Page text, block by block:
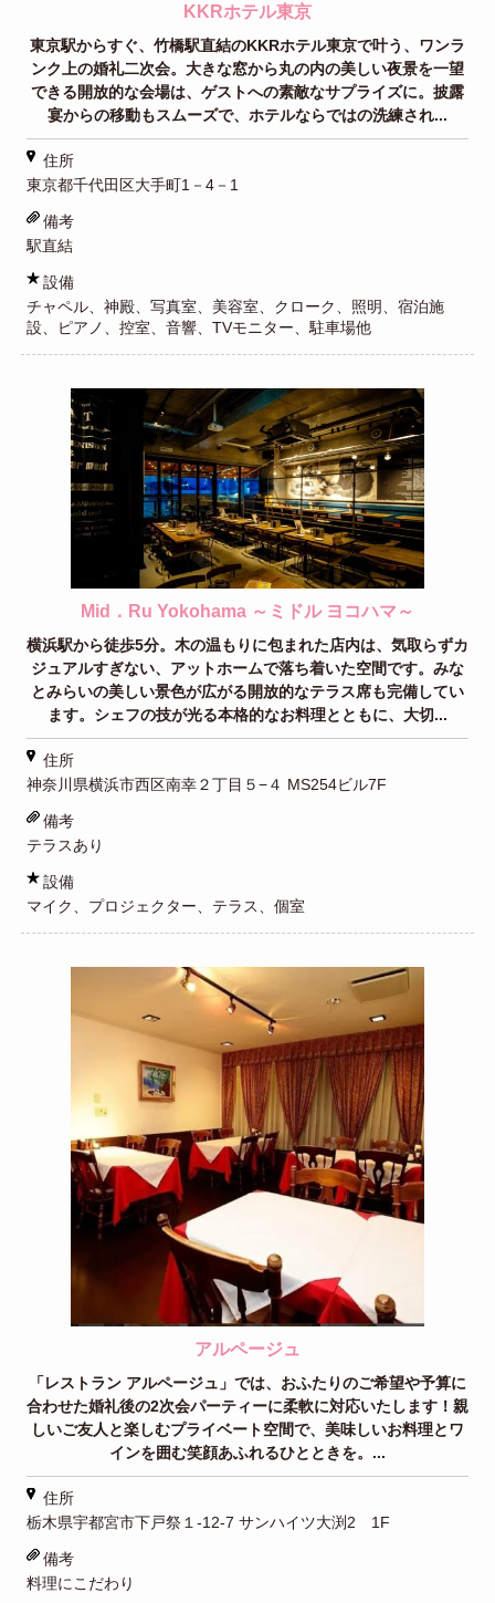
KKRホテル東京
東京駅からすぐ、竹橋駅直結のKKRホテル東京で叶う、ワンラ
ンク上の婚礼二次会。大きな窓から丸の内の美しい夜景を一望
できる開放的な会場は、ゲストへの素敵なサプライズに。披露
宴からの移動もスムーズで、ホテルならではの洗練され...
住所
東京都千代田区大手町1－4－1
備考
駅直結
設備
チャペル、神殿、写真室、美容室、クローク、照明、宿泊施
設、ピアノ、控室、音響、TVモニター、駐車場他
Mid．Ru Yokohama ～ミドル ヨコハマ～
横浜駅から徒歩5分。木の温もりに包まれた店内は、気取らずカ
ジュアルすぎない、アットホームで落ち着いた空間です。みな
とみらいの美しい景色が広がる開放的なテラス席も完備してい
ます。シェフの技が光る本格的なお料理とともに、大切...
住所
神奈川県横浜市西区南幸２丁目５−４ MS254ビル7F
備考
テラスあり
設備
マイク、プロジェクター、テラス、個室
アルページュ
「レストラン アルページュ」では、おふたりのご希望や予算に
合わせた婚礼後の2次会パーティーに柔軟に対応いたします！親
しいご友人と楽しむプライベート空間で、美味しいお料理とワ
インを囲む笑顔あふれるひとときを。...
住所
栃木県宇都宮市下戸祭１-12-7 サンハイツ大渕2 1F
備考
料理にこだわり